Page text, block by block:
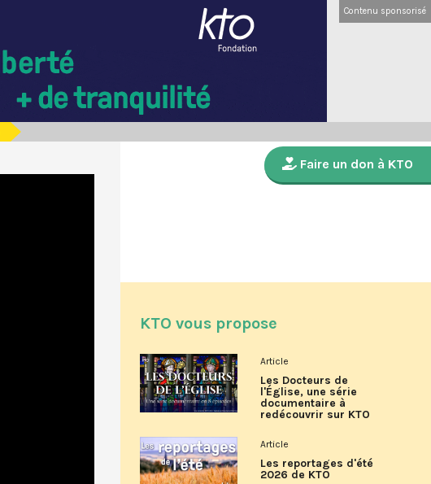
Contenu sponsorisé
Faire un don à KTO
KTO vous propose
Article
Les Docteurs de
l'Église, une série
documentaire à
redécouvrir sur KTO
Article
Les reportages d'été
2026 de KTO